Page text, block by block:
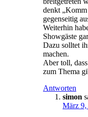
denkt
gegenseitig
Weiterhin
Showgäste
Dazu solltet
machen.
Aber toll,
zum Thema
Antworten
simon
März